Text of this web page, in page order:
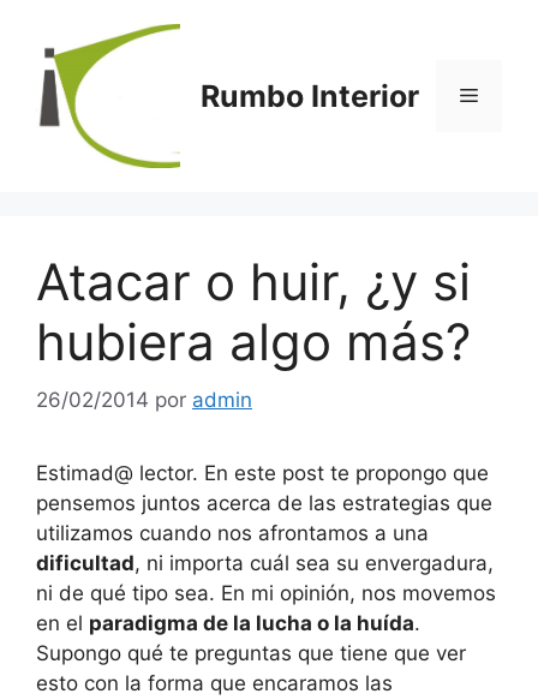
contenido
Rumbo Interior Menú
Atacar o huir, ¿y si
hubiera algo más?
26/02/2014 por admin
Estimad@ lector. En este post te propongo que
pensemos juntos acerca de las estrategias que
utilizamos cuando nos afrontamos a una
dificultad, ni importa cuál sea su envergadura,
ni de qué tipo sea. En mi opinión, nos movemos
en el paradigma de la lucha o la huída.
Supongo qué te preguntas que tiene que ver
esto con la forma que encaramos las